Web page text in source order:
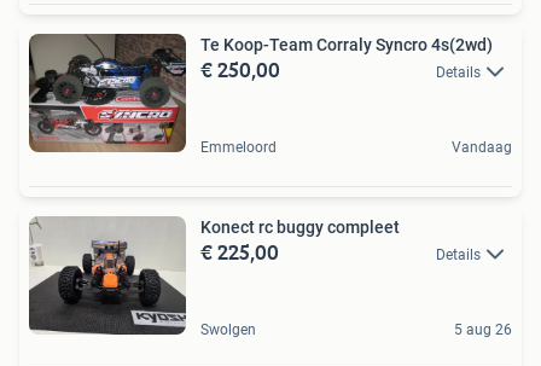
Te Koop-Team Corraly Syncro 4s(2wd)
€ 250,00 Details
Emmeloord Vandaag
Konect rc buggy compleet
€ 225,00 Details
Swolgen 5 aug 26